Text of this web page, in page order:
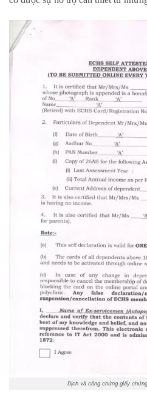
Dịch và công chứng giấy